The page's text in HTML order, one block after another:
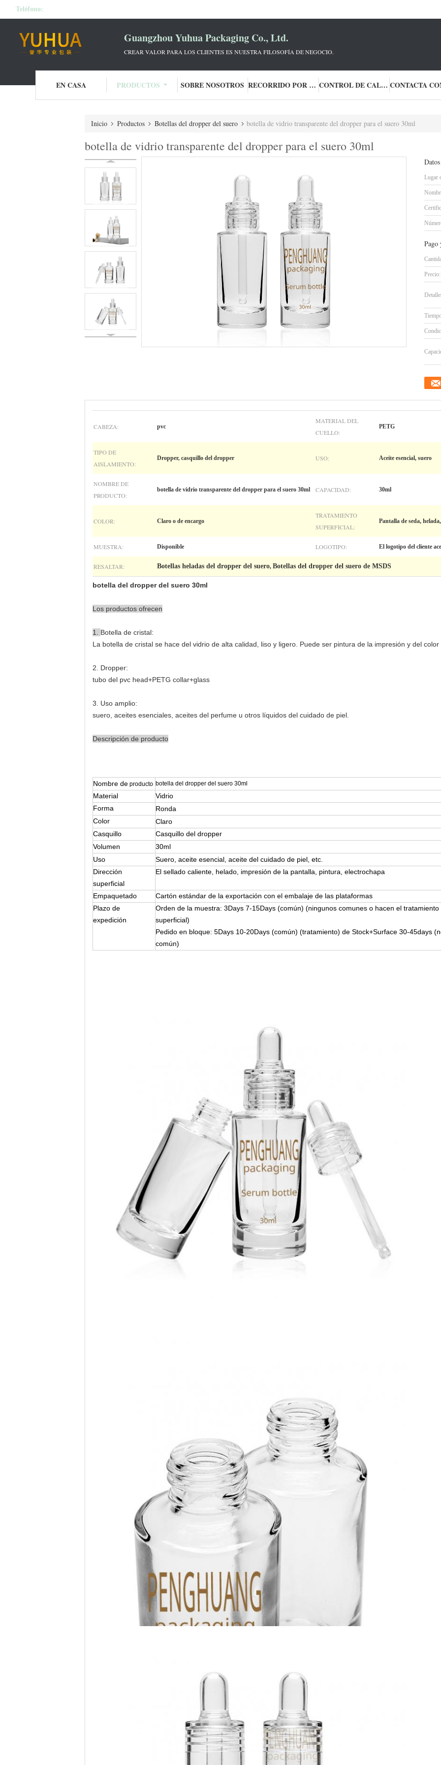
Teléfono:
Guangzhou Yuhua Packaging Co., Ltd.
CREAR VALOR PARA LOS CLIENTES ES NUESTRA FILOSOFÍA DE NEGOCIO.
EN CASA PRODUCTOS SOBRE NOSOTROS RECORRIDO POR LA FÁBRICA CONTROL DE CALIDAD
Inicio Productos Botellas del dropper del suero botella de vidrio transparente del dropper para el suero 30ml
botella de vidrio transparente del dropper para el suero 30ml
Lugar
Pago
Precio:
CABEZA: pvc
MATERIAL DEL
CUELLO:
PETG
TIPO DE
AISLAMIENTO:
Dropper, casquillo del dropper USO: Aceite esencial, suero
NOMBRE DE
PRODUCTO:
botella de vidrio transparente del dropper para el suero 30ml CAPACIDAD: 30ml
COLOR: Claro o de encargo
TRATAMIENTO
SUPERFICIAL:
Pantalla de seda,
MUESTRA: Disponible LOGOTIPO: El logotipo del cliente
RESALTAR: Botellas heladas del dropper del suero, Botellas del dropper del suero de MSDS
botella del dropper del suero 30ml
Los productos ofrecen
1. Botella de cristal:
La botella de cristal se hace del vidrio de alta calidad, liso y ligero. Puede ser pintura de la impresión y del
2. Dropper:
tubo del pvc head+PETG collar+glass
3. Uso amplio:
suero, aceites esenciales, aceites del perfume u otros líquidos del cuidado de piel.
Descripción de producto
Nombre de producto botella del dropper del suero 30ml
Material
Vidrio
Forma
Ronda
Color
Claro
Casquillo
Casquillo del dropper
Volumen
30ml
Uso
Suero, aceite esencial, aceite del cuidado de piel, etc.
Dirección
superficial
El sellado caliente, helado, impresión de la pantalla, pintura, electrochapa
Empaquetado
Cartón estándar de la exportación con el embalaje de las plataformas
Plazo de
expedición
Orden de la muestra: 3Days 7-15Days (común) (ningunos comunes o hacen el tratamiento
superficial)
Pedido en bloque: 5Days 10-20Days (común) (tratamiento) de Stock+Surface 30-45days
común)